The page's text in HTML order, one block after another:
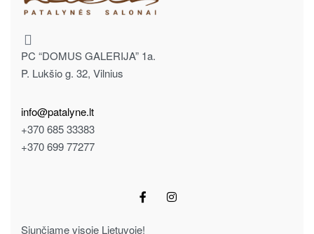
PC “DOMUS GALERIJA” 1a.
P. Lukšio g. 32, Vilnius
info@patalyne.lt
+370 685 33383
+370 699 77277
Siunčiame visoje Lietuvoje!